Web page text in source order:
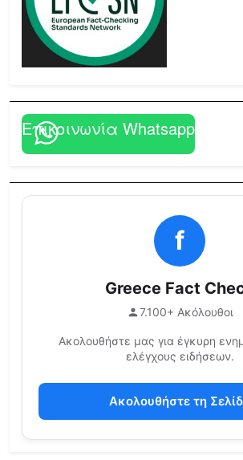
Επικοινωνία Whatsapp
f
Greece Fact
7.100+ Ακόλουθοι
Ακολουθήστε μας για έγκυρη
ελέγχους ειδήσεων.
Ακολουθήστε τη